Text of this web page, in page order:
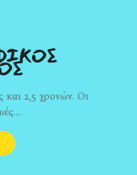
και 2,5 χρονών. Οι